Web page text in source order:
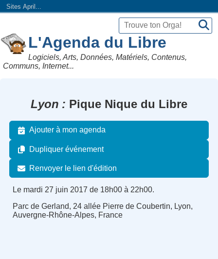
Sites April...
L'Agenda du Libre
Logiciels, Arts, Données, Matériels, Contenus,
Communs, Internet...
Lyon Pique Nique du Libre
Ajouter à mon agenda
Dupliquer événement
Renvoyer le lien d'édition
Le mardi 27 juin 2017 de 18h00 à 22h00.
Parc de Gerland, 24 allée Pierre de Coubertin, Lyon,
Auvergne-Rhône-Alpes, France